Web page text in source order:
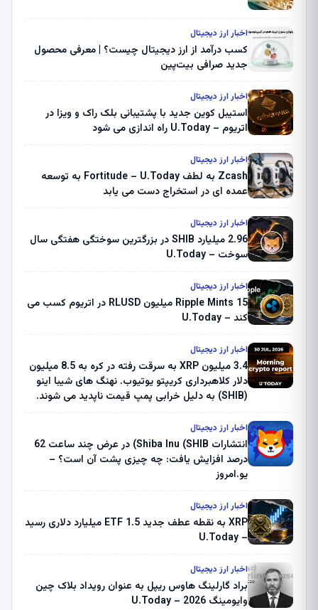
اخبار ارز دیجیتال
کسب درآمد از ارز دیجیتال چیست؟ | معرفی محصول
جدید صرافی بیت‌پین
اخبار ارز دیجیتال
استیبل کوین جدید با پشتیبانی بلک راک و ویزا در
اتریوم – U.Today راه اندازی می شود
اخبار ارز دیجیتال
Zcash به لطف Fortitude – U.Today به توسعه
عمده ای در استخراج دست می یابد
اخبار ارز دیجیتال
2.96 میلیارد SHIB در بزرگترین سوختگی هفتگی سال
سوخت – U.Today
اخبار ارز دیجیتال
Ripple Mints 15 میلیون RLUSD در اتریوم کسب می
کند – U.Today
اخبار ارز دیجیتال
3.4 میلیون XRP به سرقت رفته در کره به 8.5 میلیون
دلار کلاهبرداری کریپتو یوتیوب. نهنگ های شیبا اینو
(SHIB) به دلیل خرابی پمپ قیمت ناپدید می شوند.
ثبت کرد – گزارش کریپتو صبح – U.Today
اخبار ارز دیجیتال
انتشارات Shiba Inu (SHIB) در عرض چند ساعت 62
درصد افزایش یافت: چه چیزی پشت آن است؟ –
یو.امروز
اخبار ارز دیجیتال
XRP به نقطه عطف جدید ETF 1.5 میلیارد دلاری رسید
– U.Today
اخبار ارز دیجیتال
براد گارلینگ هاوس ریپل به عنوان رویداد بلاک چین
وایومینگ 2026 – U.Today